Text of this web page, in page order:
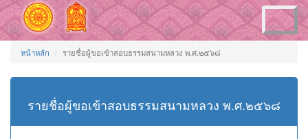
Toggle
navigation
หน้าหลัก รายชื่อผู้ขอเข้าสอบธรรมสนามหลวง พ.ศ.๒๕๖๘
รายชื่อผู้ขอเข้าสอบธรรมสนามหลวง พ.ศ.๒๕๖๘